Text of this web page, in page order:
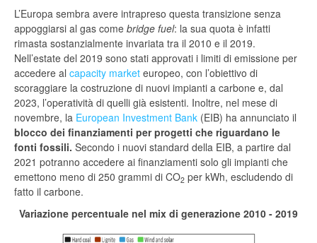
L’Europa sembra avere intrapreso questa transizione senza
appoggiarsi al gas come bridge fuel: la sua quota è infatti
rimasta sostanzialmente invariata tra il 2010 e il 2019.
Nell’estate del 2019 sono stati approvati i limiti di emissione per
accedere al capacity market europeo, con l’obiettivo di
scoraggiare la costruzione di nuovi impianti a carbone e, dal
2023, l’operatività di quelli già esistenti. Inoltre, nel mese di
novembre, la European Investment Bank (EIB) ha annunciato il
blocco dei finanziamenti per progetti che riguardano le
fonti fossili. Secondo i nuovi standard della EIB, a partire dal
2021 potranno accedere ai finanziamenti solo gli impianti che
emettono meno di 250 grammi di CO2 per kWh, escludendo di
fatto il carbone.
Variazione percentuale nel mix di generazione 2010 - 2019